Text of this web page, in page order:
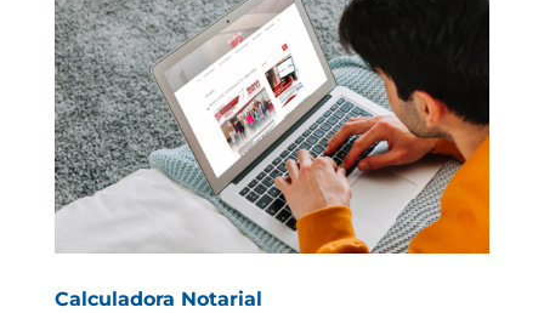
Calculadora Notarial